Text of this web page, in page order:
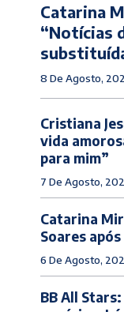
Catarina
“Notícias
8 De Agosto,
Cristiana
vida
para mim”
7 De Agosto,
Catarina
Soares
6 De Agosto,
BB All